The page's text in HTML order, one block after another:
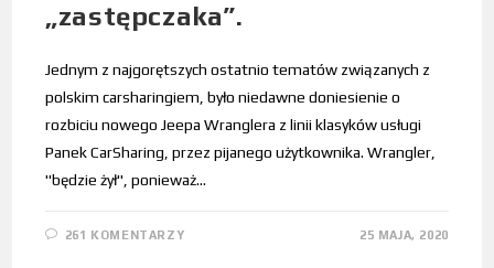
„zastępczaka”.
Jednym z najgorętszych ostatnio tematów związanych z
polskim carsharingiem, było niedawne doniesienie o
rozbiciu nowego Jeepa Wranglera z linii klasyków usługi
Panek CarSharing, przez pijanego użytkownika. Wrangler,
"będzie żył", ponieważ…
261 KOMENTARZY 25 MAJA, 2020